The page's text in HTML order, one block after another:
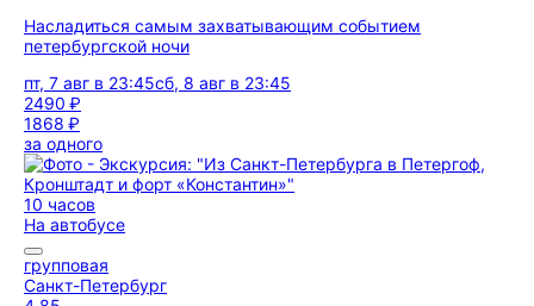
Насладиться самым захватывающим событием
петербургской ночи
пт, 7 авг в 23:45сб, 8 авг в 23:45
2490 ₽
1868 ₽
за одного
10 часов
На автобусе
групповая
Санкт-Петербург